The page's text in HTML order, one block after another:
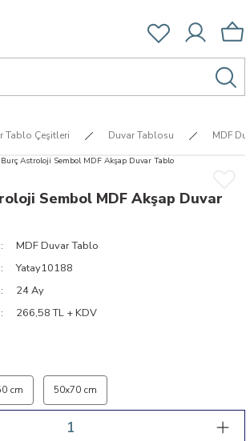
Tablo Çeşitleri Duvar Tablosu MDF
Sembol MDF Akşap Duvar
MDF Duvar Tablo
Yatay10188
24 Ay
266,58 TL + KDV
cm 50x70 cm